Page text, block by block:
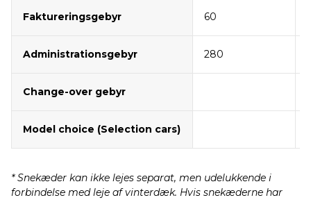
Faktureringsgebyr 60
Administrationsgebyr 280
Change-over gebyr
Model choice (Selection cars)
* Snekæder kan ikke lejes separat, men udelukkende i
forbindelse med leje af vinterdæk. Hvis snekæderne har